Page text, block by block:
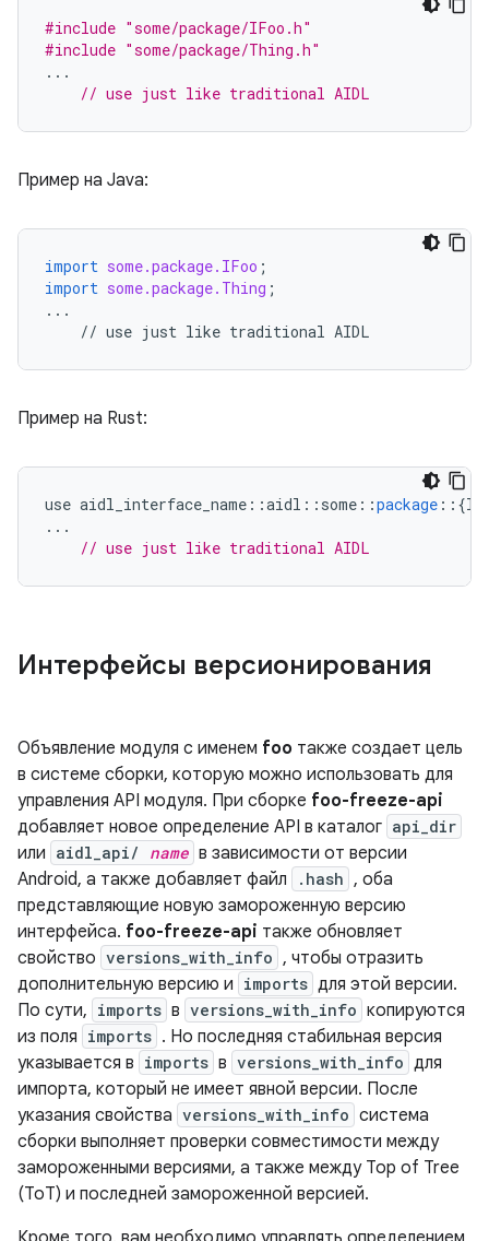
#include "some/package/IFoo.h"
#include "some/package/Thing.h"
...
// use just like traditional AIDL
Пример на Java:
import some.package.IFoo ;
import some.package.Thing ;
...
// use just like traditional AIDL
Пример на Rust:
use aidl_interface_name ::aidl :: some ::package :: {
...
// use just like traditional AIDL
Интерфейсы версионирования
Объявление модуля с именем foo также создает цель
в системе сборки, которую можно использовать для
управления API модуля. При сборке foo-freeze-api
добавляет новое определение API в каталог api_dir
или aidl_api/ name в зависимости от версии
Android, а также добавляет файл
.hash , оба
представляющие новую замороженную версию
интерфейса. foo-freeze-api также обновляет
свойство versions_with_info , чтобы отразить
дополнительную версию и imports для этой версии.
По сути, imports в versions_with_info копируются
из поля imports . Но последняя стабильная версия
указывается в imports в versions_with_info для
импорта, который не имеет явной версии. После
указания свойства versions_with_info система
сборки выполняет проверки совместимости между
замороженными версиями, а также между Top of Tree
(ToT) и последней замороженной версией.